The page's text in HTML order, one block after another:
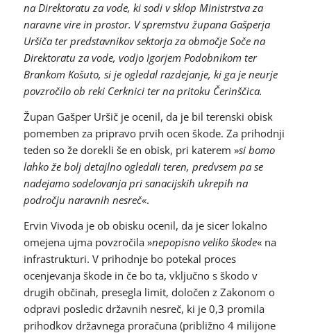
na Direktoratu za vode, ki sodi v sklop Ministrstva za
naravne vire in prostor. V spremstvu župana Gašperja
Uršiča ter predstavnikov sektorja za območje Soče na
Direktoratu za vode, vodjo Igorjem Podobnikom ter
Brankom Košuto, si je ogledal razdejanje, ki ga je neurje
povzročilo ob reki Cerknici ter na pritoku Čerinščica.
Župan Gašper Uršič je ocenil, da je bil terenski obisk
pomemben za pripravo prvih ocen škode. Za prihodnji
teden so že dorekli še en obisk, pri katerem »si bomo
lahko že bolj detajlno ogledali teren, predvsem pa se
nadejamo sodelovanja pri sanacijskih ukrepih na
področju naravnih nesreč«.
Ervin Vivoda je ob obisku ocenil, da je sicer lokalno
omejena ujma povzročila »nepopisno veliko škode« na
infrastrukturi. V prihodnje bo potekal proces
ocenjevanja škode in če bo ta, vključno s škodo v
drugih občinah, presegla limit, določen z Zakonom o
odpravi posledic državnih nesreč, ki je 0,3 promila
prihodkov državnega proračuna (približno 4 milijone